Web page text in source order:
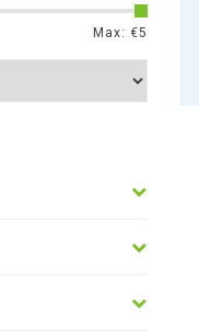
Max: €5